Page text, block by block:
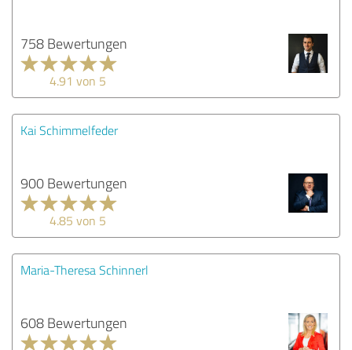
758 Bewertungen
4.91 von 5
Kai Schimmelfeder
900 Bewertungen
4.85 von 5
Maria-Theresa Schinnerl
608 Bewertungen